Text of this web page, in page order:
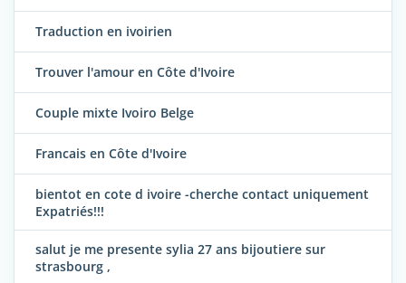
Traduction en ivoirien
Trouver l'amour en Côte d'Ivoire
Couple mixte Ivoiro Belge
Francais en Côte d'Ivoire
bientot en cote d ivoire -cherche contact uniquement
Expatriés!!!
salut je me presente sylia 27 ans bijoutiere sur
strasbourg ,